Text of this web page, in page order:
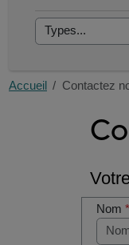
Accueil Contactez
Nom*